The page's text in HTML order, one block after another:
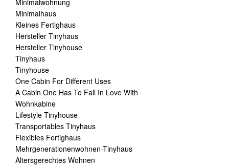
Minimalwohnung
Minimalhaus
Kleines Fertighaus
Hersteller Tinyhaus
Hersteller Tinyhouse
Tinyhaus
Tinyhouse
One Cabin For Different Uses
A Cabin One Has To Fall In Love With
Wohnkabine
Lifestyle Tinyhouse
Transportables Tinyhaus
Flexibles Fertighaus
Mehrgenerationenwohnen-Tinyhaus
Altersgerechtes Wohnen